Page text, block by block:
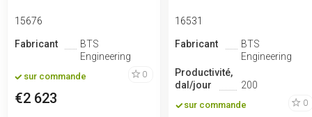
15676
Fabricant
BTS
Engineering
sur commande 0
€2 623
16531
Fabricant
BTS
Engineering
Productivité,
dal/jour
200
sur commande 0